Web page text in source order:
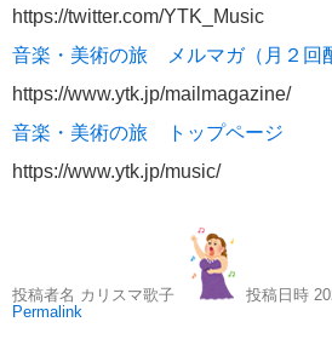
https://twitter.com/YTK_Music
音楽・美術の旅 メルマガ（月２回
https://www.ytk.jp/mailmagazine/
音楽・美術の旅 トップページ
https://www.ytk.jp/music/
投稿者名 カリスマ歌子 投稿日時
Permalink